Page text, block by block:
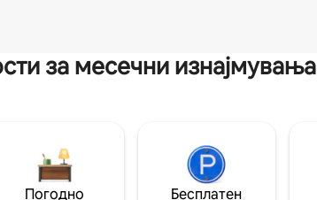
за месечни изнајмувања
Погодно
Бесплатен